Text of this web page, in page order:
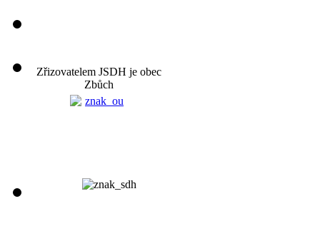
Zřizovatelem JSDH je obec
Zbůch